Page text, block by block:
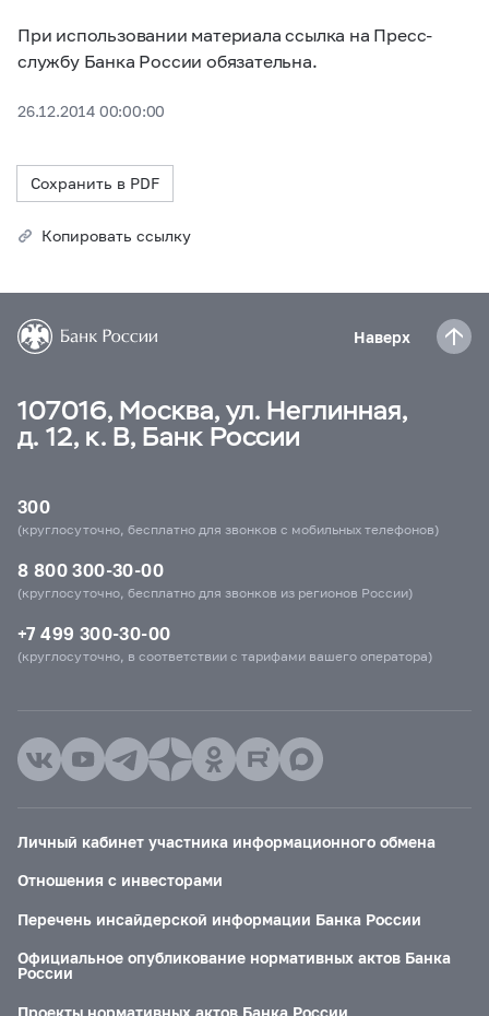
При использовании материала ссылка на Пресс-
службу Банка России обязательна.
26.12.2014 00:00:00
Сохранить в PDF
Копировать ссылку
Наверх
107016, Москва, ул. Неглинная,
д. 12, к. В, Банк России
300
(круглосуточно, бесплатно для звонков с мобильных телефонов)
8 800 300-30-00
(круглосуточно, бесплатно для звонков из регионов России)
+7 499 300-30-00
(круглосуточно, в соответствии с тарифами вашего оператора)
Личный кабинет участника информационного обмена
Отношения с инвесторами
Перечень инсайдерской информации Банка России
Официальное опубликование нормативных актов Банка
России
Проекты нормативных актов Банка России